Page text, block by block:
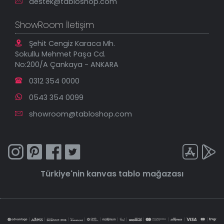
ShowRoom İletişim
Şehit Cengiz Karaca Mh.
Sokullu Mehmet Paşa Cd.
No:200/A Çankaya - ANKARA
0312 354 0000
0543 354 0099
showroom@tabloshop.com
Türkiye'nin kanvas tablo mağazası